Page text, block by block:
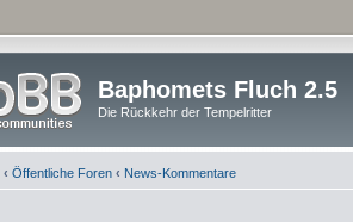
Baphomets Fluch 2.5
Die Rückkehr der Tempelritter
‹ Öffentliche Foren ‹ News-Kommentare